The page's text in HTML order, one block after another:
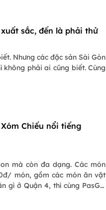
sắc, đến là phải thử
Nhưng các đặc sản Sài Gòn
không phải ai cũng biết. Cùng
Chiếu nổi tiếng
mà còn đa dạng. Các món
món, gồm các món ăn vặt
gì ở Quận 4, thì cùng PasGO